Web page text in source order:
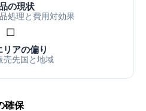
の現状
処理と費用対効果
☐
リアの偏り
売先国と地域
確保